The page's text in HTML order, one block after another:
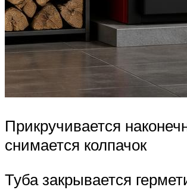
Прикручивается
снимается колпачок
Туба закрывается